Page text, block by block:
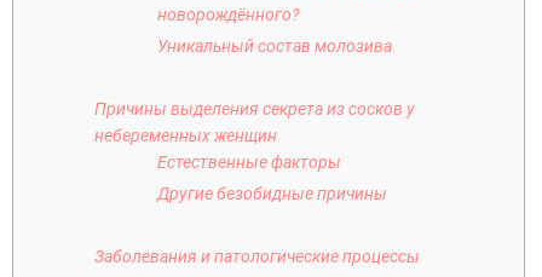
новорождённого?
Уникальный состав молозива
Причины выделения секрета из сосков у
небеременных женщин
Естественные факторы
Другие безобидные причины
Заболевания и патологические процессы